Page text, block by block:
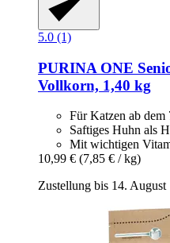
5.0 (1)
PURINA ONE
Vollkorn, 1,40 kg
Für Katzen ab dem
Saftiges Huhn als
Mit wichtigen
10,99 € (7,85 € / kg)
Zustellung bis 14. August